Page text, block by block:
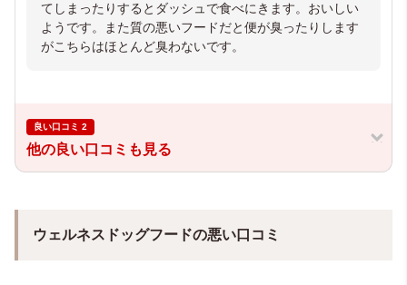
てしまったりするとダッシュで食べにきます。おいしい
ようです。また質の悪いフードだと便が臭ったりします
がこちらはほとんど臭わないです。
良い口コミ 2
他の良い口コミも見る
ウェルネスドッグフードの悪い口コミ